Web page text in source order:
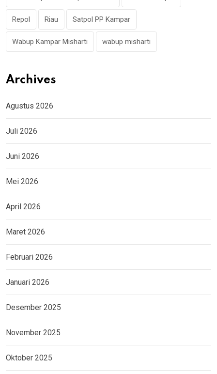
Repol Riau Satpol PP Kampar
Wabup Kampar Misharti wabup misharti
Archives
Agustus 2026
Juli 2026
Juni 2026
Mei 2026
April 2026
Maret 2026
Februari 2026
Januari 2026
Desember 2025
November 2025
Oktober 2025